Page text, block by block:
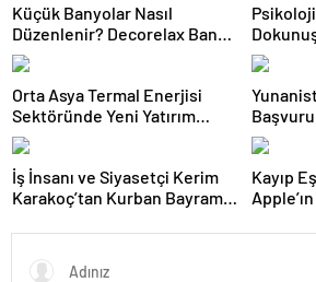
Küçük Banyolar Nasıl
Düzenlenir? Decorelax Banyo
Düzenleyiciler Neler?
Romanı
Okurla
Orta Asya Termal Enerjisi
Sektöründe Yeni Yatırım
Dönemi Başlıyor: “Central
Asia Thermal Power 2026”
Forumu Astana’da
Düzenlenecek!
İş İnsanı ve Siyasetçi Kerim
Karakoç’tan Kurban Bayramı
Kayıp